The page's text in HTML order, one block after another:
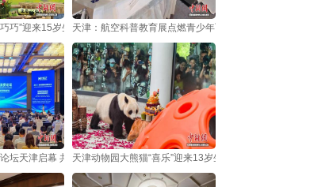
巧”迎来15岁生日天津：航空科普教育展点燃青少年飞天梦
坛天津启幕 共探服务业创新与消费增长新路径
天津动物园大熊猫“喜乐”迎来13岁生日